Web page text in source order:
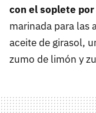
con el soplete
marinada para las
aceite de girasol,
zumo de limón y